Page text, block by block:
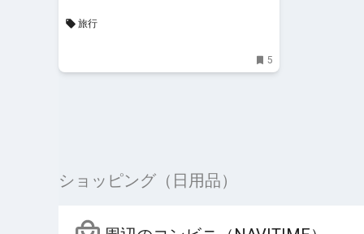
旅行
5
ショッピング（日用品）